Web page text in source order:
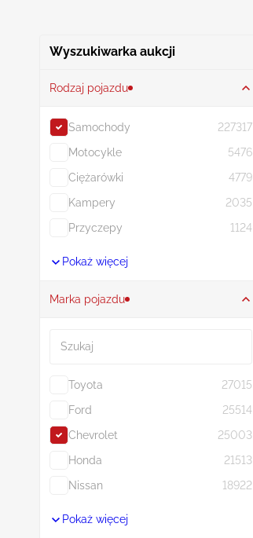
Wyszukiwarka aukcji
Rodzaj pojazdu
Samochody
227317
Motocykle
5476
Ciężarówki
4779
Kampery
2035
Przyczepy
1124
Pokaż więcej
Marka pojazdu
Toyota
27015
Ford
25514
Chevrolet
25003
Honda
21513
Nissan
18922
Pokaż więcej